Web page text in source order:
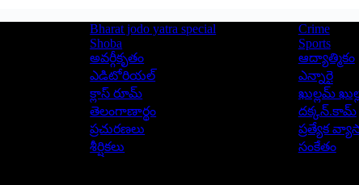
Bharat jodo yatra special Crime
Shoba Sports
అవర్గీకృతం ఆద్యాత్మికం
ఎడిటోరియల్ ఎన్నారై
క్లాస్ రూమ్ ఖుల్లమ్
తెలంగాణార్థం దక్కన్.కామ్
ప్రచురణలు ప్రత్యేక
శీర్షికలు సంకేతం